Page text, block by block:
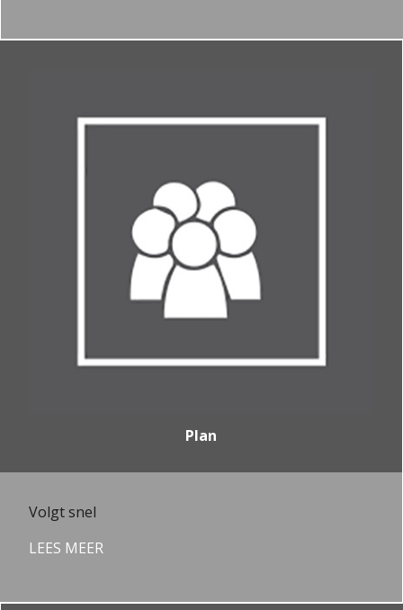
Plan
Volgt snel
LEES MEER